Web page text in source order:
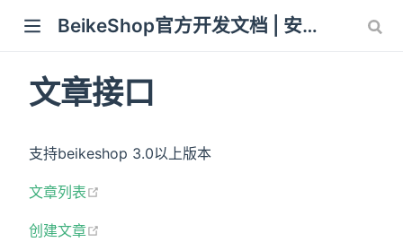
BeikeShop官方开发文档 | 安装教程 使用开发教程
文章接口
支持beikeshop 3.0以上版本
文章列表
创建文章